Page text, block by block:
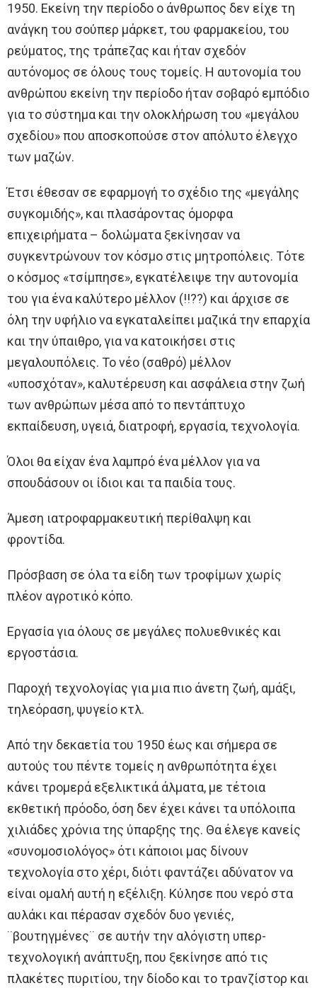
1950. Εκείνη την περίοδο ο άνθρωπος δεν είχε τη
ανάγκη του σούπερ μάρκετ, του φαρμακείου, του
ρεύματος, της τράπεζας και ήταν σχεδόν
αυτόνομος σε όλους τους τομείς. Η αυτονομία του
ανθρώπου εκείνη την περίοδο ήταν σοβαρό εμπόδιο
για το σύστημα και την ολοκλήρωση του «μεγάλου
σχεδίου» που αποσκοπούσε στον απόλυτο έλεγχο
των μαζών.
Έτσι έθεσαν σε εφαρμογή το σχέδιο της «μεγάλης
συγκομιδής», και πλασάροντας όμορφα
επιχειρήματα – δολώματα ξεκίνησαν να
συγκεντρώνουν τον κόσμο στις μητροπόλεις. Τότε
ο κόσμος «τσίμπησε», εγκατέλειψε την αυτονομία
του για ένα καλύτερο μέλλον (!!??) και άρχισε σε
όλη την υφήλιο να εγκαταλείπει μαζικά την επαρχία
και την ύπαιθρο, για να κατοικήσει στις
μεγαλουπόλεις. Το νέο (σαθρό) μέλλον
«υποσχόταν», καλυτέρευση και ασφάλεια στην ζωή
των ανθρώπων μέσα από το πεντάπτυχο
εκπαίδευση, υγειά, διατροφή, εργασία, τεχνολογία.
Όλοι θα είχαν ένα λαμπρό ένα μέλλον για να
σπουδάσουν οι ίδιοι και τα παιδία τους.
Άμεση ιατροφαρμακευτική περίθαλψη και
φροντίδα.
Πρόσβαση σε όλα τα είδη των τροφίμων χωρίς
πλέον αγροτικό κόπο.
Εργασία για όλους σε μεγάλες πολυεθνικές και
εργοστάσια.
Παροχή τεχνολογίας για μια πιο άνετη ζωή, αμάξι,
τηλεόραση, ψυγείο κτλ.
Από την δεκαετία του 1950 έως και σήμερα σε
αυτούς του πέντε τομείς η ανθρωπότητα έχει
κάνει τρομερά εξελικτικά άλματα, με τέτοια
εκθετική πρόοδο, όση δεν έχει κάνει τα υπόλοιπα
χιλιάδες χρόνια της ύπαρξης της. Θα έλεγε κανείς
«συνομοσιολόγος» ότι κάποιοι μας δίνουν
τεχνολογία στο χέρι, διότι φαντάζει αδύνατον να
είναι ομαλή αυτή η εξέλιξη. Κύλησε που νερό στα
αυλάκι και πέρασαν σχεδόν δυο γενιές,
¨βουτηγμένες¨ σε αυτήν την αλόγιστη υπερ-
τεχνολογική ανάπτυξη, που ξεκίνησε από τις
πλακέτες πυριτίου, την δίοδο και το τρανζίστορ και